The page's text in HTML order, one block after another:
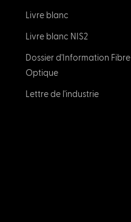
Livre blanc
Livre blanc NIS2
Dossier d'Information Fibre
Optique
Lettre de l'industrie